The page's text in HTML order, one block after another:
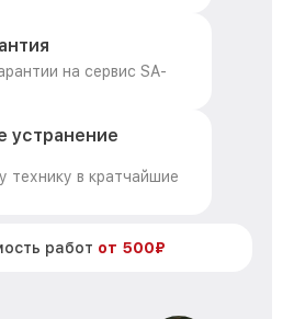
на сервис SA-
устранение
технику в кратчайшие
работ от 500₽